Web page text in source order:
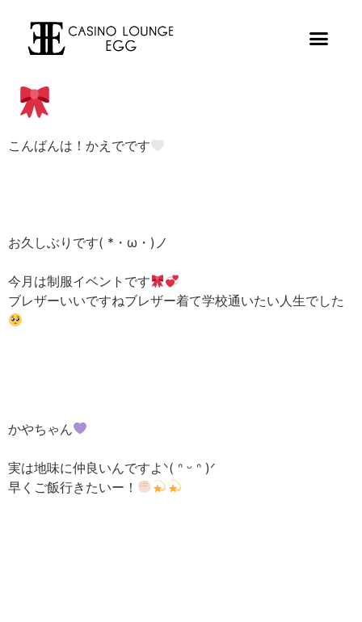
こんばんは！かえでです
お久しぶりです( *・ω・)ノ
今月は制服イベントです
ブレザーいいですねブレザー着て学校通いたい人生でした
かやちゃん
実は地味に仲良いんですよᐠ( ᐢ ᵕ ᐢ )ᐟ
早くご飯行きたいー！